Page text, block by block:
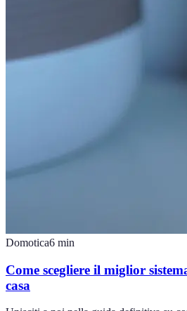
Domotica6 min
Come scegliere il miglior
casa